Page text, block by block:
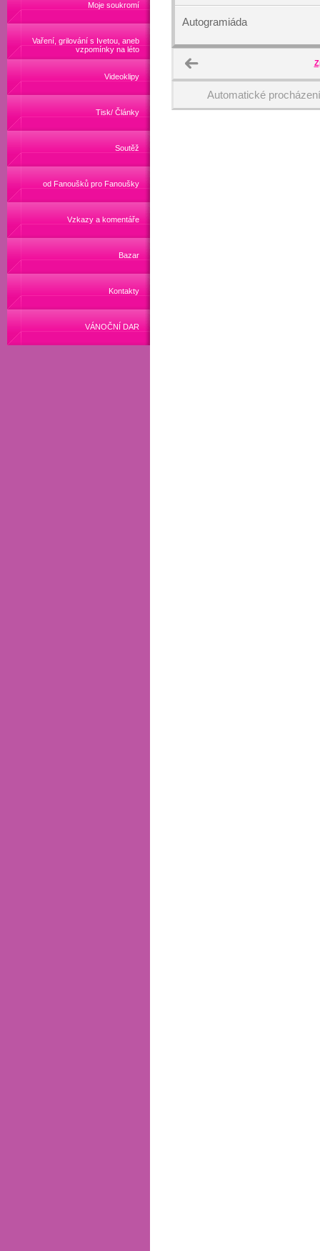
Moje soukromí
Vaření, grilování s Ivetou, aneb
vzpomínky na léto
Videoklipy
Tisk/ Články
Soutěž
od Fanoušků pro Fanoušky
Vzkazy a komentáře
Bazar
Kontakty
VÁNOČNÍ DAR
Autogramiáda
Automatické